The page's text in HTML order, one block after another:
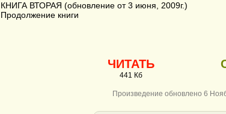
КНИГА ВТОРАЯ (обновление от 3 июня, 2009г.)
Продолжение книги
ЧИТАТЬ
441 Кб
Произведение обновлено 6